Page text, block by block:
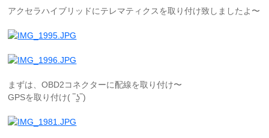
アクセラハイブリッドにテレマティクスを取り付け致しましたよ〜
まずは、OBD2コネクターに配線を取り付け〜
GPSを取り付け( ‾ʖ̫‾)